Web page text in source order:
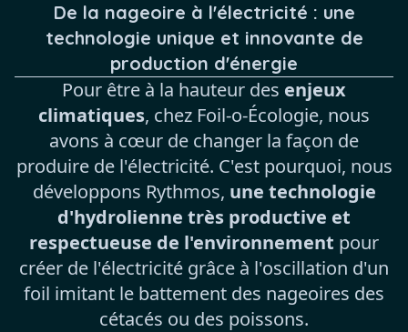
De la nageoire à l'électricité : une
technologie unique et innovante de
production d'énergie
Pour être à la hauteur des enjeux
climatiques, chez Foil-o-Écologie, nous
avons à cœur de changer la façon de
produire de l'électricité. C'est pourquoi, nous
développons Rythmos, une technologie
d'hydrolienne très productive et
respectueuse de l'environnement pour
créer de l'électricité grâce à l'oscillation d'un
foil imitant le battement des nageoires des
cétacés ou des poissons.